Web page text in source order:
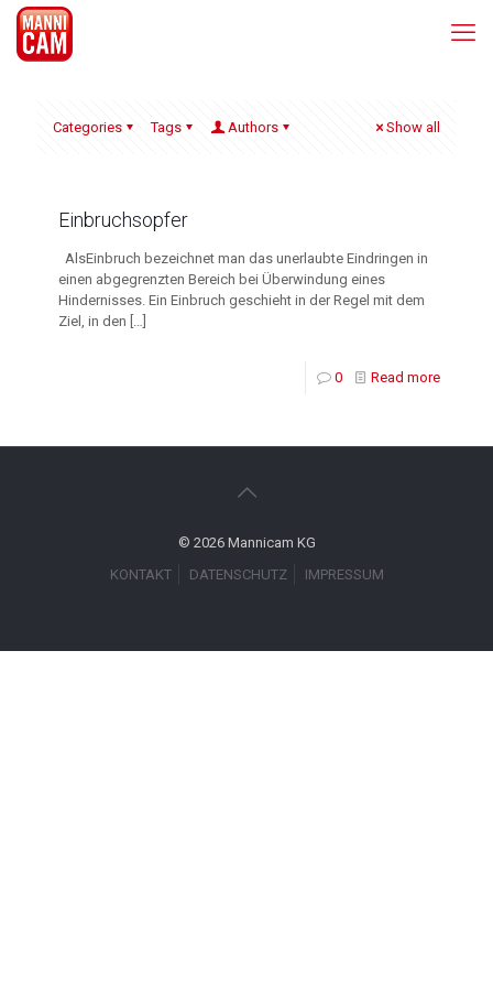
Categories Tags Authors Show all
Einbruchsopfer
AlsEinbruch bezeichnet man das unerlaubte Eindringen in
einen abgegrenzten Bereich bei Überwindung eines
Hindernisses. Ein Einbruch geschieht in der Regel mit dem
Ziel, in den […]
0 Read more
© 2026 Mannicam KG
KONTAKT
DATENSCHUTZ IMPRESSUM